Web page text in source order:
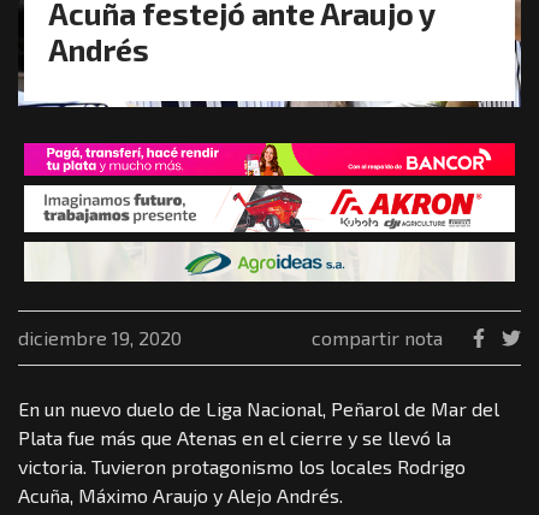
Acuña festejó ante Araujo y
Andrés
diciembre 19, 2020 compartir nota
En un nuevo duelo de Liga Nacional, Peñarol de Mar del
Plata fue más que Atenas en el cierre y se llevó la
victoria. Tuvieron protagonismo los locales Rodrigo
Acuña, Máximo Araujo y Alejo Andrés.